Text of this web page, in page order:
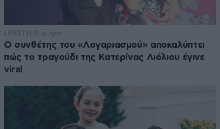
LIFESTYLE1 ω. πριν
Ο συνθέτης του «Λογαριασμού» αποκαλύπτει
πώς το τραγούδι της Κατερίνας Λιόλιου έγινε
viral